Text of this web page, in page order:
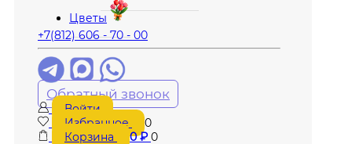
Цветы
+7(812) 606 - 70 - 00
Обратный звонок
Войти
Избранное
0
Корзина
0₽ 0